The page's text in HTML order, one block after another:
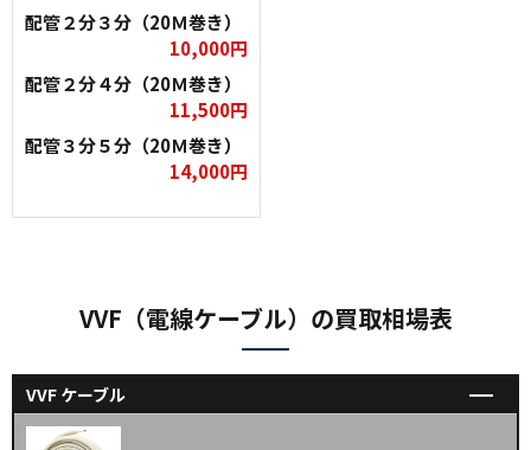
配管２分３分（20Ｍ巻き）
10,000円
配管２分４分（20Ｍ巻き）
11,500円
配管３分５分（20Ｍ巻き）
14,000円
VVF（電線ケーブル）の買取相場表
VVF ケーブル